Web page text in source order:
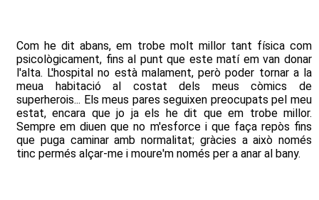
Com he dit abans, em trobe molt millor tant física com
psicològicament, fins al punt que este matí em van donar
l'alta. L'hospital no està malament, però poder tornar a la
meua habitació al costat dels meus còmics de
superherois... Els meus pares seguixen preocupats pel meu
estat, encara que jo ja els he dit que em trobe millor.
Sempre em diuen que no m'esforce i que faça repòs fins
que puga caminar amb normalitat; gràcies a això només
tinc permés alçar-me i moure'm només per a anar al bany.